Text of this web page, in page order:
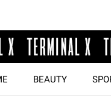
BEAUTY